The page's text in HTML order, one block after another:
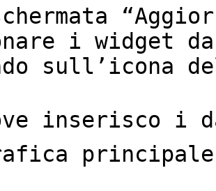
i widget
sull’icona
inserisco i